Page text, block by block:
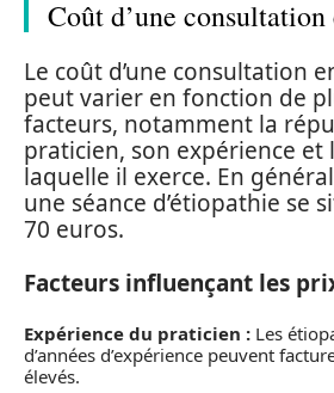
Coût d’une
Le coût d’une consultation
peut varier en fonction de
facteurs, notamment la
praticien, son expérience et
laquelle il exerce. En
une séance d’étiopathie se
70 euros.
Facteurs influençant les
Expérience du praticien : Les
d’années d’expérience peuvent
élevés.